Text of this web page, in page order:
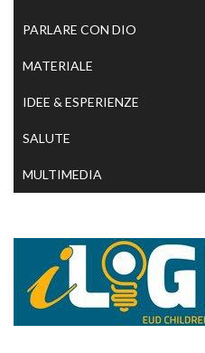
PARLARE CON DIO
MATERIALE
IDEE & ESPERIENZE
SALUTE
MULTIMEDIA